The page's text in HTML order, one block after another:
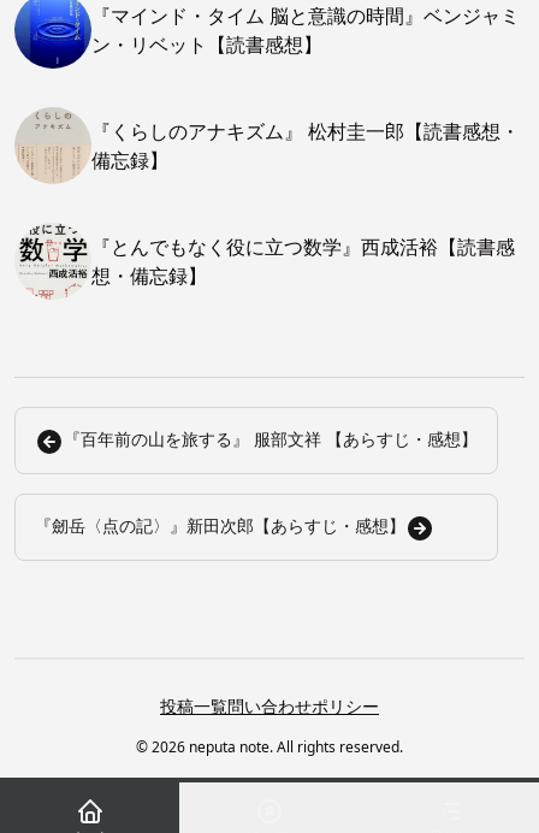
『マインド・タイム 脳と意識の時間』ベンジャミ
ン・リベット【読書感想】
『くらしのアナキズム』 松村圭一郎【読書感想・
備忘録】
『とんでもなく役に立つ数学』西成活裕【読書感
想・備忘録】
『百年前の山を旅する』 服部文祥 【あらすじ・感想】
『劒岳〈点の記〉』新田次郎【あらすじ・感想】
投稿一覧問い合わせポリシー
© 2026 neputa note. All rights reserved.